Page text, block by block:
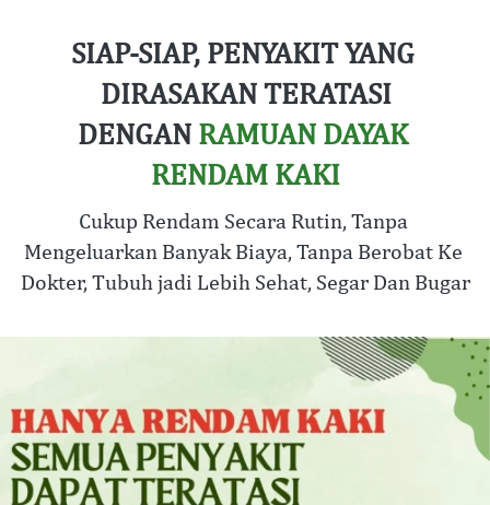
SIAP-SIAP, PENYAKIT YANG
DIRASAKAN TERATASI
DENGAN RAMUAN DAYAK
RENDAM KAKI
Cukup Rendam Secara Rutin, Tanpa
Mengeluarkan Banyak Biaya, Tanpa Berobat Ke
Dokter, Tubuh jadi Lebih Sehat, Segar Dan Bugar